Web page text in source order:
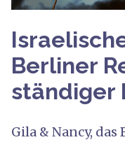
Berliner
ständiger
Gila & Nancy,